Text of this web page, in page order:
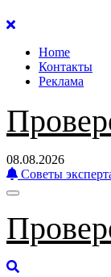
Перейти
содержанию
Home
Контакты
Реклама
08.08.2026
Советы